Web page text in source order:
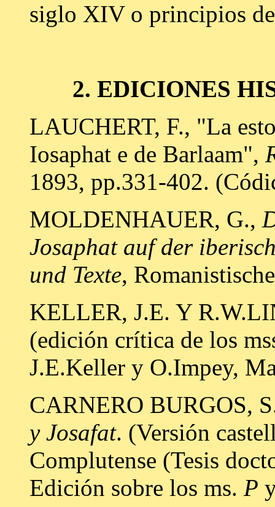
siglo XIV o principios
2. EDICIONES
LAUCHERT, F., "La
Iosaphat e de Barlaam",
1893, pp.331-402.
MOLDENHAUER, G.,
Josaphat auf der
und Texte,
KELLER, J.E. Y
(edición crítica de los
J.E.Keller y O.Impey,
CARNERO BURGOS,
y Josafat. (Versión
Complutense (Tesis
Edición sobre los ms. P